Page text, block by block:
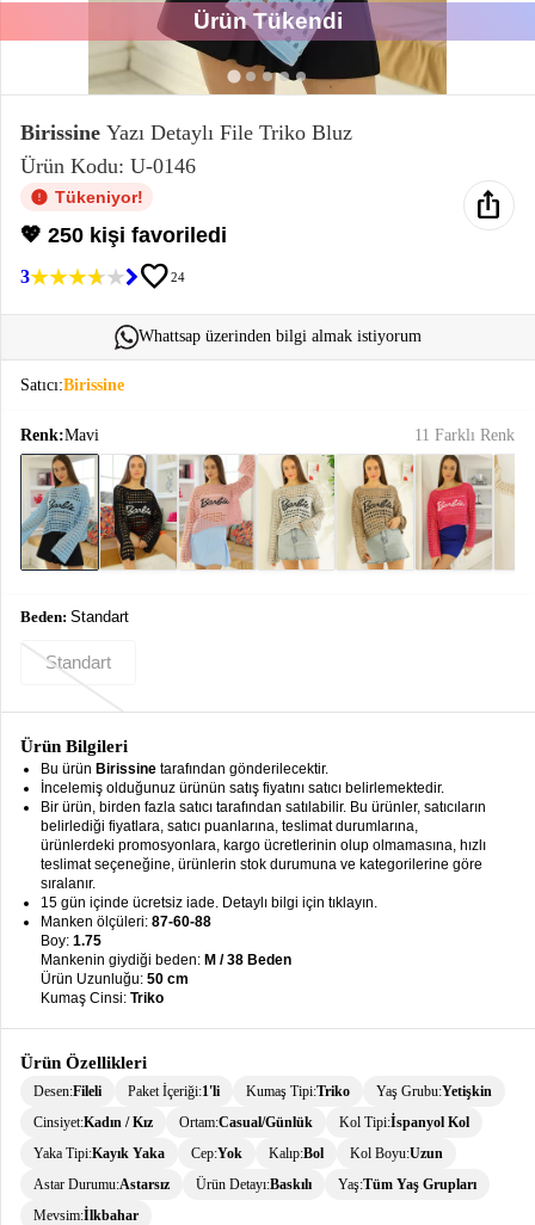
Sweatshirt
Ev
Giyimkeyboard_arrow_down
Takımlarkeyboard_arrow_down
Giyimkeyboard_arrow_down
Dış
Giyim keyboard_arrow_down
Tesettür
Giyim keyboard_arrow_down
Büyük
Bedenkeyboard_arrow_down
İç
Giyimkeyboard_arrow_down
Ürün Tükendi
Birissine Yazı Detaylı File Triko Bluz
Ürün Kodu: U-0146
Tükeniyor!
💖 250 kişi favoriledi
3 favorite24
ios_share
Whattsap üzerinden bilgi almak istiyorum
Satıcı:Birissine
Renk:Mavi 11 Farklı Renk
Beden: Standart
Standart
Ürün Bilgileri
Bu ürün Birissine tarafından gönderilecektir.
İncelemiş olduğunuz ürünün satış fiyatını satıcı belirlemektedir.
Bir ürün, birden fazla satıcı tarafından satılabilir. Bu ürünler, satıcıların
belirlediği fiyatlara, satıcı puanlarına, teslimat durumlarına,
ürünlerdeki promosyonlara, kargo ücretlerinin olup olmamasına, hızlı
teslimat seçeneğine, ürünlerin stok durumuna ve kategorilerine göre
sıralanır.
15 gün içinde ücretsiz iade. Detaylı bilgi için tıklayın.
Manken ölçüleri: 87-60-88
Boy: 1.75
Mankenin giydiği beden: M / 38 Beden
Ürün Uzunluğu: 50 cm
Kumaş Cinsi: Triko
Ürün Özellikleri
Desen:Fileli Paket İçeriği:1'li Kumaş Tipi:Triko Yaş Grubu:Yetişkin
Cinsiyet:Kadın / Kız Ortam:Casual/Günlük Kol Tipi:İspanyol Kol
Yaka Tipi:Kayık Yaka Cep:Yok Kalıp:Bol Kol Boyu:Uzun
Astar Durumu:Astarsız Ürün Detayı:Baskılı Yaş:Tüm Yaş Grupları
Mevsim:İlkbahar